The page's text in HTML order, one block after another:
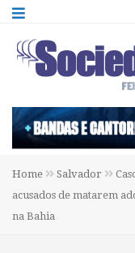
Home Salvador
acusados de matarem
na Bahia